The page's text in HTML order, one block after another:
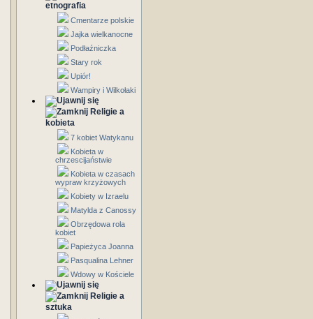
etnografia
Cmentarze polskie
Jajka wielkanocne
Podłaźniczka
Stary rok
Upiór!
Wampiry i Wilkołaki
Religie a
kobieta
7 kobiet Watykanu
Kobieta w
chrzescijaństwie
Kobieta w czasach
wypraw krzyżowych
Kobiety w Izraelu
Matylda z Canossy
Obrzędowa rola
kobiet
Papieżyca Joanna
Pasqualina Lehner
Wdowy w Kościele
Religie a
sztuka